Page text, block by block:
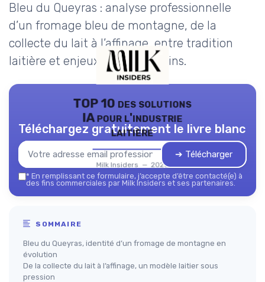
Bleu du Queyras : analyse professionnelle
d’un fromage bleu de montagne, de la
collecte du lait à l’affinage, entre tradition
laitière et enjeux contemporains.
TOP 10 des solutions
IA pour l'industrie
laitière
Milk Insiders — 2026
Téléchargez gratuitement le livre blanc
➔ Télécharger
* En remplissant ce formulaire, j’accepte d’être contacté(e) à
des fins commerciales par Milk Insiders et ses partenaires.
SOMMAIRE
Bleu du Queyras, identité d’un fromage de montagne en
évolution
De la collecte du lait à l’affinage, un modèle laitier sous
pression